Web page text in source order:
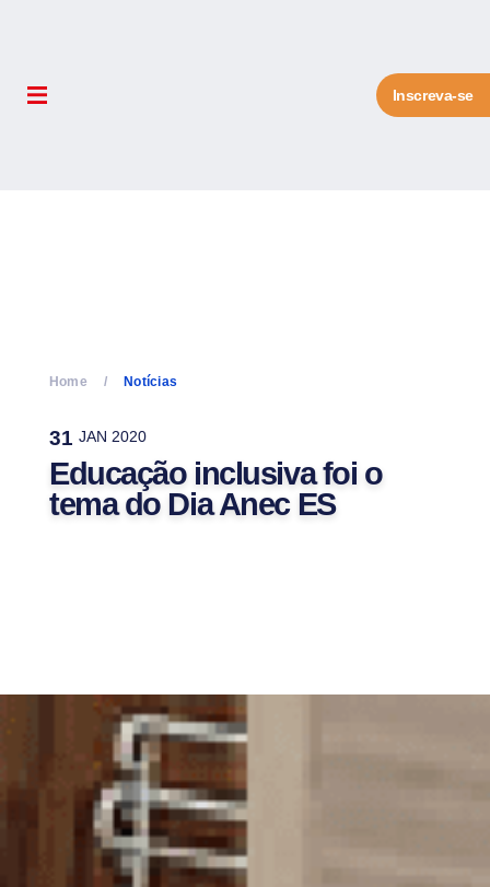
Inscreva-se
Home Notícias
31 JAN 2020
Educação inclusiva foi o
tema do Dia Anec ES